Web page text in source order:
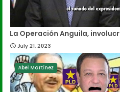
La Operación Anguila,
July 21, 2023
Abel Martínez